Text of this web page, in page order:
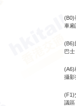
(B0)
車廂
(B6)
巴士
(A6)
攝影
(F1)
議區